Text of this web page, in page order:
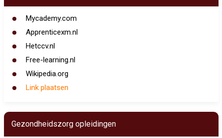
Mycademy.com
Apprenticexm.nl
Hetccv.nl
Free-learning.nl
Wikipedia.org
Link plaatsen
Gezondheidszorg opleidingen